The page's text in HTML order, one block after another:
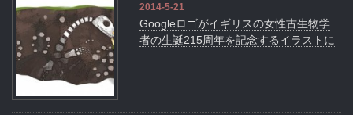
2014-5-21
Googleロゴがイギリスの女性古生物学
者の生誕215周年を記念するイラストに